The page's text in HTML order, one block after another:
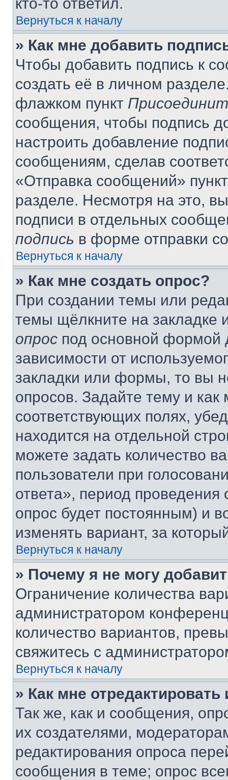
Вернуться к началу
» Как мне добавить
Чтобы добавить подпись к
создать её в личном
флажком пункт
сообщения, чтобы подпись
настроить добавление
сообщениям, сделав
«Отправка сообщений»
разделе. Несмотря на это,
подписи в отдельных
подпись в форме отправки
Вернуться к началу
» Как мне создать опрос?
При создании темы или
темы щёлкните на
опрос под основной формой
зависимости от
закладки или формы, то вы
опросов. Задайте тему и
соответствующих полях,
находится на отдельной
можете задать количество
пользователи при
ответа», период проведения
опрос будет постоянным) и
изменять вариант, за
Вернуться к началу
» Почему я не могу
Ограничение количества
администратором
количество вариантов,
свяжитесь с
Вернуться к началу
» Как мне
Так же, как и сообщения,
их создателями,
редактирования опроса
сообщения в теме; опрос